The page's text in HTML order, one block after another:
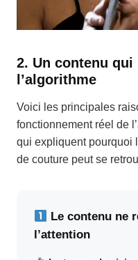
2. Un contenu qui
l’algorithme
Voici les principales
fonctionnement réel de
qui expliquent pourquoi
de couture peut se
Le contenu ne
l’attention